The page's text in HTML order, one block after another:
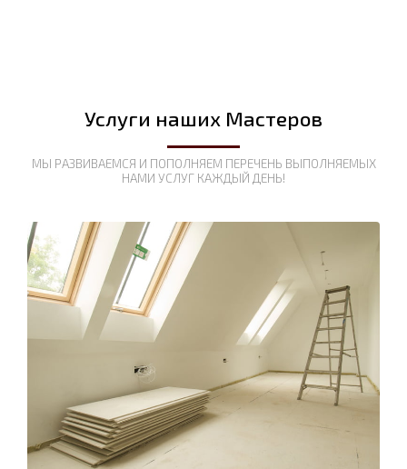
Услуги наших Мастеров
МЫ РАЗВИВАЕМСЯ И ПОПОЛНЯЕМ ПЕРЕЧЕНЬ ВЫПОЛНЯЕМЫХ
НАМИ УСЛУГ КАЖДЫЙ ДЕНЬ!